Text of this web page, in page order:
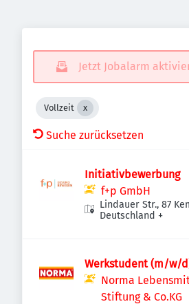
Jetzt Jobalarm
Vollzeit
Suche zurücksetzen
Initiativbewerbung
f+p GmbH
Lindauer Str., 87
Deutschland +
Werkstudent (m/w/
Norma
Stiftung & Co.KG